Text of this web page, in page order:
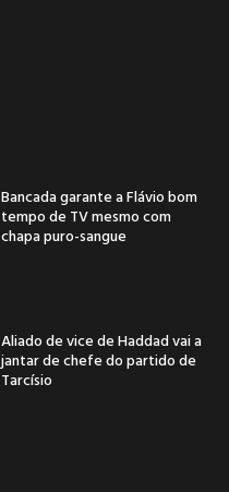
Bancada garante a Flávio bom
tempo de TV mesmo com
chapa puro-sangue
Aliado de vice de Haddad vai a
jantar de chefe do partido de
Tarcísio